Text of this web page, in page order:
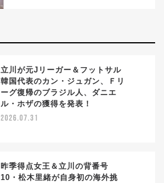
立川が元Jリーガー＆フットサル
韓国代表のカン・ジュガン、Ｆリ
ーグ復帰のブラジル人、ダニエ
ル・ホザの獲得を発表！
2026.07.31
昨季得点女王＆立川の背番号
10・松木里緒が自身初の海外挑